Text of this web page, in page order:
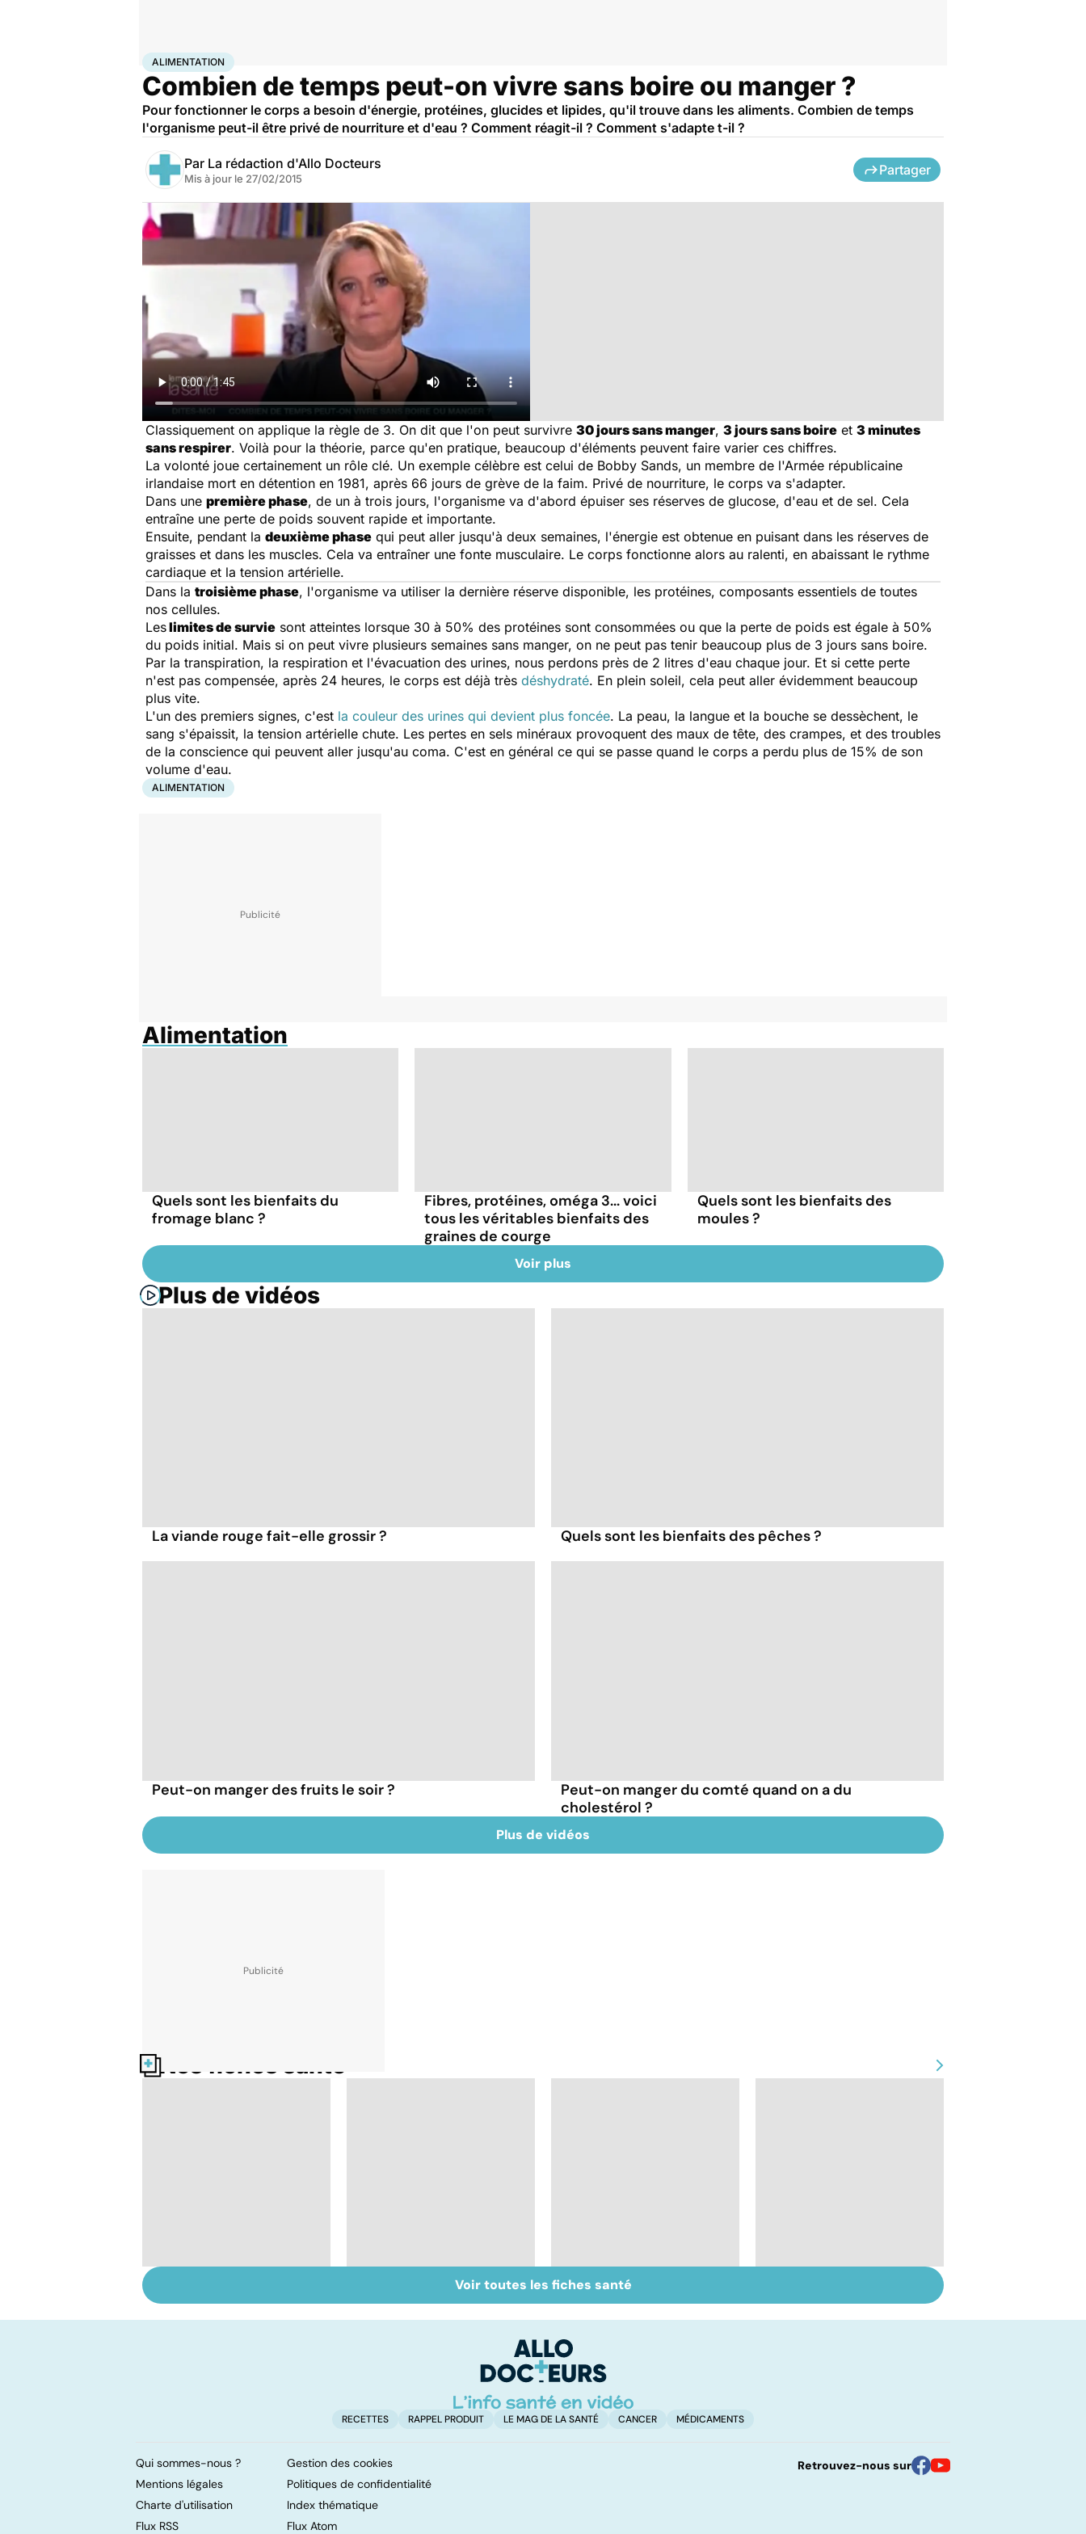
AccueilSantéUrgences
ALIMENTATION
Combien de temps peut-on vivre sans boire ou manger ?
Pour fonctionner le corps a besoin d'énergie, protéines, glucides et lipides, qu'il trouve dans les aliments. Combien de temps
l'organisme peut-il être privé de nourriture et d'eau ? Comment réagit-il ? Comment s'adapte t-il ?
Par La rédaction d'Allo Docteurs
Mis à jour le 27/02/2015
Partager
Classiquement on applique la règle de 3. On dit que l'on peut survivre 30 jours sans manger, 3 jours sans boire et 3 minutes
sans respirer. Voilà pour la théorie, parce qu'en pratique, beaucoup d'éléments peuvent faire varier ces chiffres.
La volonté joue certainement un rôle clé. Un exemple célèbre est celui de Bobby Sands, un membre de l'Armée républicaine
irlandaise mort en détention en 1981, après 66 jours de grève de la faim. Privé de nourriture, le corps va s'adapter.
Dans une première phase, de un à trois jours, l'organisme va d'abord épuiser ses réserves de glucose, d'eau et de sel. Cela
entraîne une perte de poids souvent rapide et importante.
Ensuite, pendant la deuxième phase qui peut aller jusqu'à deux semaines, l'énergie est obtenue en puisant dans les réserves de
graisses et dans les muscles. Cela va entraîner une fonte musculaire. Le corps fonctionne alors au ralenti, en abaissant le rythme
cardiaque et la tension artérielle.
Dans la troisième phase, l'organisme va utiliser la dernière réserve disponible, les protéines, composants essentiels de toutes
nos cellules.
Leslimites de survie sont atteintes lorsque 30 à 50% des protéines sont consommées ou que la perte de poids est égale à 50%
du poids initial. Mais si on peut vivre plusieurs semaines sans manger, on ne peut pas tenir beaucoup plus de 3 jours sans boire.
Par la transpiration, la respiration et l'évacuation des urines, nous perdons près de 2 litres d'eau chaque jour. Et si cette perte
n'est pas compensée, après 24 heures, le corps est déjà très déshydraté. En plein soleil, cela peut aller évidemment beaucoup
plus vite.
L'un des premiers signes, c'est la couleur des urines qui devient plus foncée. La peau, la langue et la bouche se dessèchent, le
sang s'épaissit, la tension artérielle chute. Les pertes en sels minéraux provoquent des maux de tête, des crampes, et des troubles
de la conscience qui peuvent aller jusqu'au coma. C'est en général ce qui se passe quand le corps a perdu plus de 15% de son
volume d'eau.
ALIMENTATION
Alimentation
Quels sont les bienfaits du
fromage blanc ?
Fibres, protéines, oméga 3... voici
tous les véritables bienfaits des
graines de courge
Quels sont les bienfaits des
moules ?
Voir plus
Plus de vidéos
La viande rouge fait-elle grossir ? Quels sont les bienfaits des pêches ?
Peut-on manger des fruits le soir ?
Peut-on manger du comté quand on a du
cholestérol ?
Plus de vidéos
Nos fiches santé
oligo-élément vital
Intestin irritable : le
régime FODMAP, une
Alimentation : le péril
jeûne ?
glycémique ?
Voir toutes les fiches santé
RECETTES RAPPEL PRODUIT LE MAG DE LA SANTÉ CANCER MÉDICAMENTS
Qui sommes-nous ?
Gestion des cookies
Mentions légales
Politiques de confidentialité
Charte d'utilisation
Index thématique
Flux RSS
Flux Atom
Retrouvez-nous sur